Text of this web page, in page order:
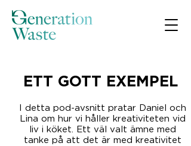
ETT GOTT EXEMPEL
I detta pod-avsnitt pratar Daniel och
Lina om hur vi håller kreativiteten vid
liv i köket. Ett väl valt ämne med
tanke på att det är med kreativitet